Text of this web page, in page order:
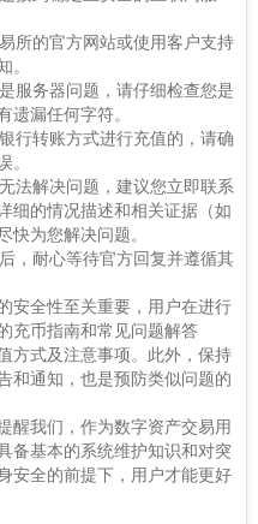
所的官方网站或使用客户支持
服务器问题，请仔细检查您是
漏任何字符。
行转账方式进行充值的，请确
法解决问题，建议您立即联系
细的情况描述和相关证据（如
为您解决问题。
，耐心等待官方回复并遵循其
安全性至关重要，用户在进行
充币指南和常见问题解答
方式及注意事项。此外，保持
和通知，也是预防类似问题的
醒我们，作为数字资产交易用
备基本的系统维护知识和对突
安全的前提下，用户才能更好